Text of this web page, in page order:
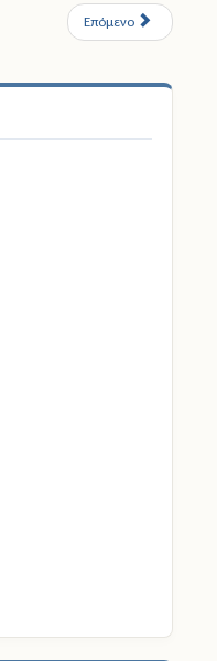
Επόμενο